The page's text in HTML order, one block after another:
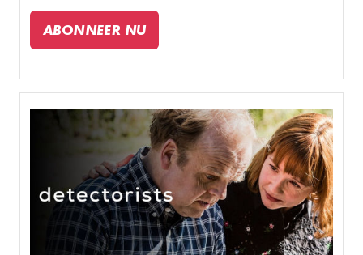
ABONNEER NU